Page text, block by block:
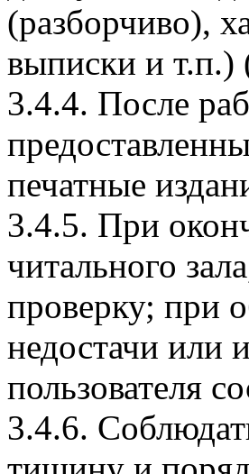
(разборчиво),
выписки и
3.4.4. После
печатные
3.4.5. При
читального
проверку; при
недостачи или
пользователя
3.4.6.